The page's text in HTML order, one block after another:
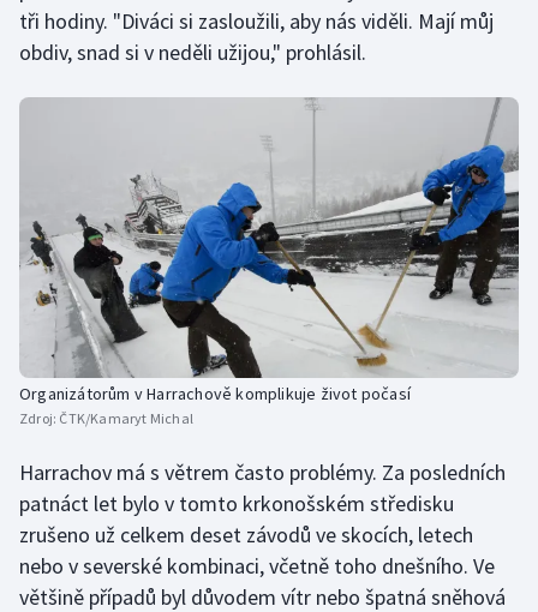
Plážový volejbal
Ragby
Rychlostní kanoistika
Short track
Sportovní střelba
Stolní tenis
Veslování
Vodní slalom
tři hodiny. "Diváci si zasloužili, aby nás viděli. Mají můj
obdiv, snad si v neděli užijou," prohlásil.
Organizátorům v Harrachově komplikuje život počasí
Zdroj: ČTK/Kamaryt Michal
Harrachov má s větrem často problémy. Za posledních
patnáct let bylo v tomto krkonošském středisku
zrušeno už celkem deset závodů ve skocích, letech
nebo v severské kombinaci, včetně toho dnešního. Ve
většině případů byl důvodem vítr nebo špatná sněhová